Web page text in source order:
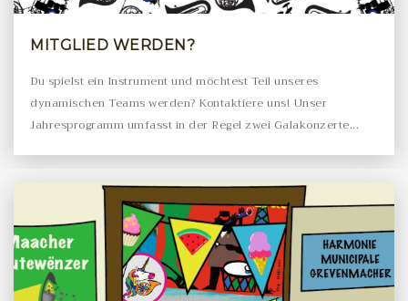
MITGLIED WERDEN?
Du spielst ein Instrument und möchtest Teil unseres
dynamischen Teams werden? Kontaktiere uns! Unser
Jahresprogramm umfasst in der Regel zwei Galakonzerte...